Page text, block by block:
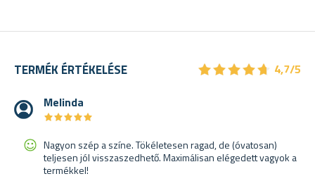
TERMÉK ÉRTÉKELÉSE ★★★★★
★★★★★ 4,7/5
Melinda
★★★★★
★★★★★
Nagyon szép a színe. Tökéletesen ragad, de (óvatosan)
teljesen jól visszaszedhető. Maximálisan elégedett vagyok a
termékkel!